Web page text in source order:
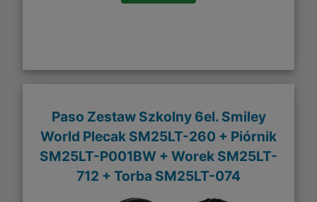
Paso Zestaw Szkolny 6el. Smiley
World Plecak SM25LT-260 + Piórnik
SM25LT-P001BW + Worek SM25LT-
712 + Torba SM25LT-074